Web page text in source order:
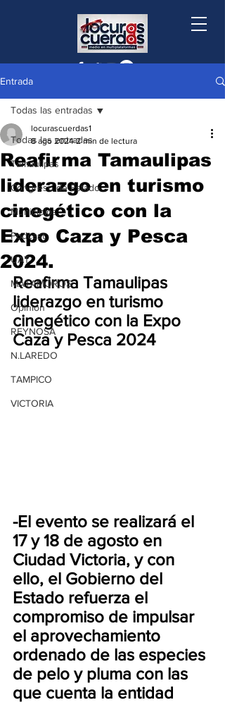
Entrada
Todas las entradas
Tamaulipas
Congreso de Estado
Municipios
Podcast
UAT
MATAMOROS
Opinión
REYNOSA
N.LAREDO
TAMPICO
VICTORIA
Todas las entradas
Reafirma Tamaulipas
liderazgo en turismo
cinegético con la
Expo Caza y Pesca
2024.
locurascuerdas1
8 ago 2024 2 min de lectura
Reafirma Tamaulipas
liderazgo en turismo
cinegético con la Expo
Caza y Pesca 2024
-El evento se realizará el
17 y 18 de agosto en
Ciudad Victoria, y con
ello, el Gobierno del
Estado refuerza el
compromiso de impulsar
el aprovechamiento
ordenado de las especies
de pelo y pluma con las
que cuenta la entidad